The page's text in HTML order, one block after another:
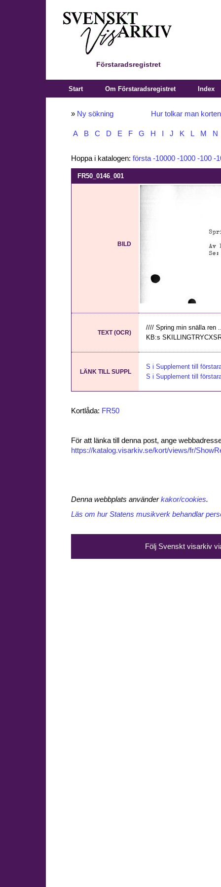
Förstaradsregistret
Start Om Förstaradsregistret Index
» Ny sökning Hur tolkar man
A B C D E F G H J K L M N
Hoppa i katalogen: första -10000 -1000 -100 -
FR50_0146_001
BILD
TEXT (OCR)
//// Spring min snälla ren
KB:s
LÄNK TILL SUPPL
S i Supplement till
S i Supplement till
Kortlåda: FR50
För att länka till denna post, ange
https://katalog.visarkiv.se/kort/views/fr/
Denna webbplats använderkakor/cookies.
Läs om hur Statens musikverk behandlar
Följ Svenskt visarkiv